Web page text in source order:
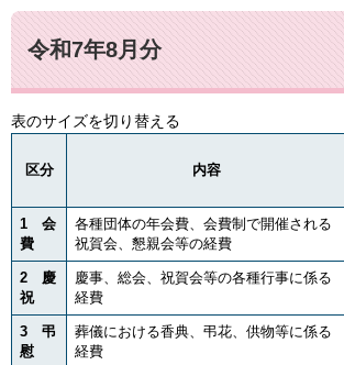
令和7年8月分
表のサイズを切り替える
区分 内容
1 会
費
各種団体の年会費、会費制で開催される
祝賀会、懇親会等の経費
2 慶
祝
慶事、総会、祝賀会等の各種行事に係る
経費
3 弔
慰
葬儀における香典、弔花、供物等に係る
経費